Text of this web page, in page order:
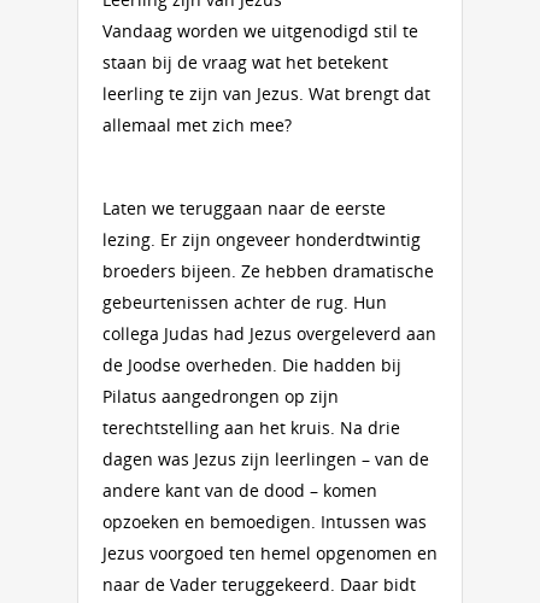
Vandaag worden we uitgenodigd stil te
staan bij de vraag wat het betekent
leerling te zijn van Jezus. Wat brengt dat
allemaal met zich mee?
Laten we teruggaan naar de eerste
lezing. Er zijn ongeveer honderdtwintig
broeders bijeen. Ze hebben dramatische
gebeurtenissen achter de rug. Hun
collega Judas had Jezus overgeleverd aan
de Joodse overheden. Die hadden bij
Pilatus aangedrongen op zijn
terechtstelling aan het kruis. Na drie
dagen was Jezus zijn leerlingen – van de
andere kant van de dood – komen
opzoeken en bemoedigen. Intussen was
Jezus voorgoed ten hemel opgenomen en
naar de Vader teruggekeerd. Daar bidt